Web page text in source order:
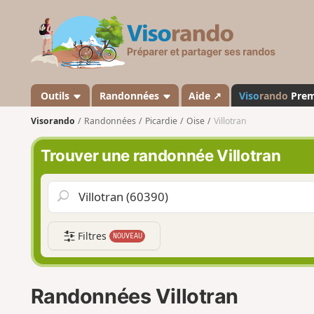
s
a
n
o
Outils Randonnées Aide ↗ Visorando
Visorando Randonnées Picardie Oise Villotran
Trouver une randonnée Villotran
Filtres NOUVEAU
Randonnées Villotran